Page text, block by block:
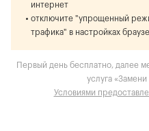
интернет
отключите "упрощенный
трафика" в настройках
Первый день бесплатно, далее
услуга «Замени
Условиями